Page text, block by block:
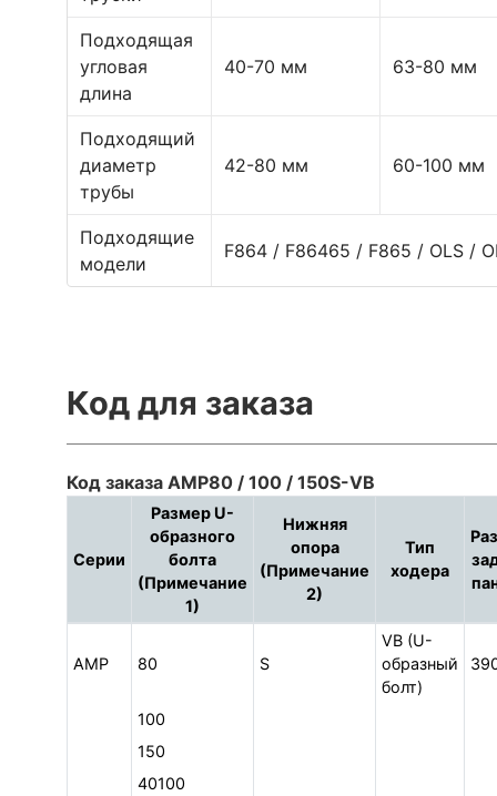
Подходящая
угловая
длина
40-70 мм 63-80 мм
Подходящий
диаметр
трубы
42-80 мм 60-100 мм
Подходящие
модели
F864 / F86465 / F865 / OLS /
Код для заказа
Код заказа AMP80 / 100 / 150S-VB
Серии
Размер U-
образного
болта
(Примечание
1)
Нижняя
опора
(Примечание
2)
Тип
ходера
AMP 80 S
VB (U-
образный
болт)
100
150
40100